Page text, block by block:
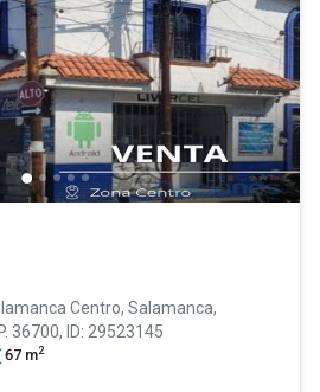
Centro, Salamanca,
36700, ID: 29523145
67 m2